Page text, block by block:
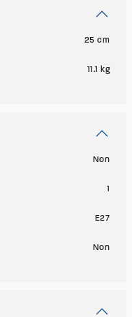
25 cm
11.1 kg
Non
1
E27
Non